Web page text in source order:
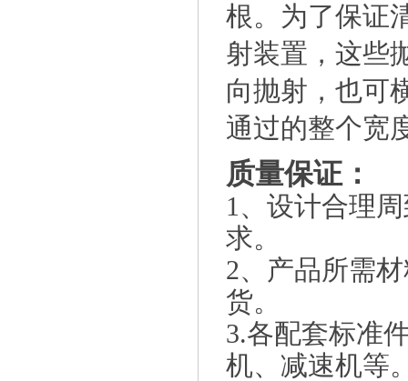
根。为了保证
射装置，这些
向抛射，也可
通过的整个宽
质量保证：
1、设计合理
求。
2、产品所需
货。
3.各配套标准
机、减速机等